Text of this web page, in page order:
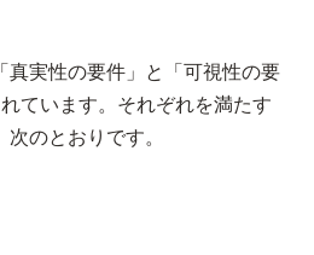
真実性の要件」と「可視性の要
ています。それぞれを満たす
のとおりです。